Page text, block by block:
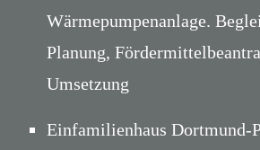
Wärmepumpenanlage.
Planung,
Umsetzung
Einfamilienhaus Dortmund-